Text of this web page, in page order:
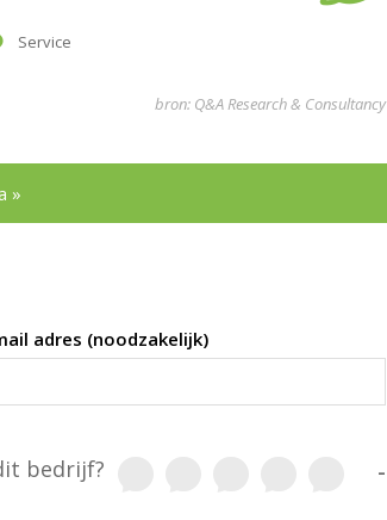
Service
bron: Q&A Research & Consultancy
»
adres (noodzakelijk)
bedrijf? -